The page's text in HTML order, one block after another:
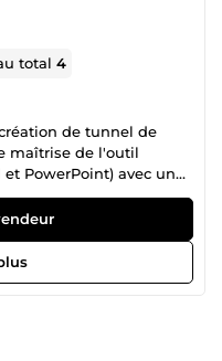
total4
de tunnel de
maîtrise de l'outil
PowerPoint) avec un
mes services sur la
expérience dans ces
Joël a été
visuelle. Après
il a décidé de se